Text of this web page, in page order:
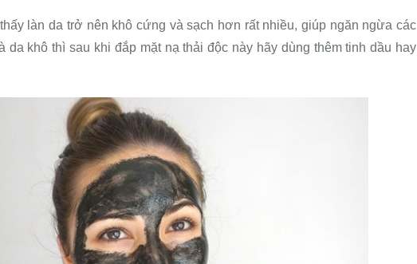
làn da trở nên khô cứng và sạch hơn rất nhiều, giúp ngăn ngừa các
da khô thì sau khi đắp mặt nạ thải độc này hãy dùng thêm tinh dầu hay